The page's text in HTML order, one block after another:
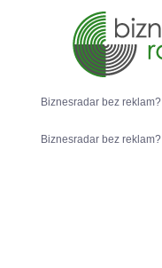
Biznesradar bez reklam?
Biznesradar bez reklam?